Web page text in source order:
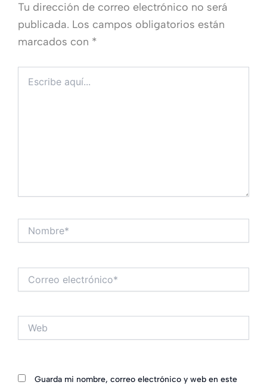
Tu dirección de correo electrónico no será
publicada. Los campos obligatorios están
marcados con *
aquí...
electrónico*
Guarda mi nombre, correo electrónico y web en este